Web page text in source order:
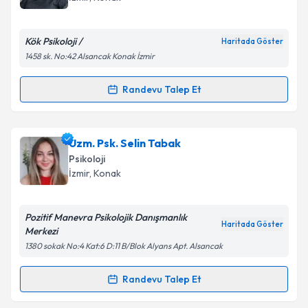
Kişisel verilerimin işlenmesine ilişkin
Metni'ni okudum ve kişisel verilerimin belirtilen
Takvim Talebini Gönder
Kök Psikoloji / Haritada Göster
1458 sk. No:42 Alsancak Konak İzmir
Randevu Talep Et
Randevu Takvimi Talebi
Klinik Psikolog Gülşah Sütlüoğlu
takvimi talebi oluşturun. Size bu uzmandan randevu
almanız için bir takvim hazırlandığında e-posta ile
bilgilendireceğiz.
E-posta Adresiniz
Kişisel verilerimin işlenmesine ilişkin
Metni'ni okudum ve kişisel verilerimin belirtilen
Uzm. Psk. Selin Tabak
Psikoloji
İzmir, Konak
Pozitif Manevra Psikolojik Danışmanlık
Merkezi
Haritada Göster
1380 sokak No:4 Kat:6 D:11 B/Blok Alyans Apt. Alsancak
Randevu Talep Et
Randevu Takvimi Talebi